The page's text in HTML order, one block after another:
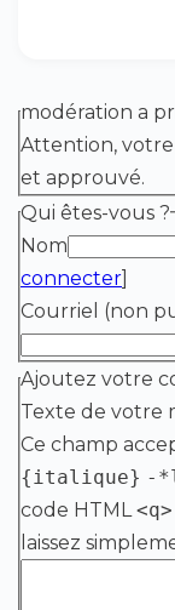
modération a
Attention, votre
et approuvé.
Qui êtes-vous ?
Nom
connecter]
Courriel (non
Ajoutez votre
Texte de votre
Ce champ
{italique} -
code HTML<q>
laissez